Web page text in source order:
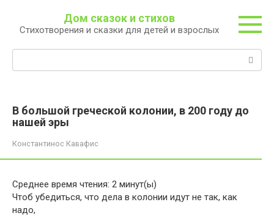
контенту
Дом сказок и стихов
Стихотворения и сказки для детей и взрослых
В большой греческой колонии, в 200 году до
нашей эры
Константинос Кавафис
Среднее время чтения: 2 минут(ы)
Чтоб убедиться, что дела в колонии идут не так, как
надо,